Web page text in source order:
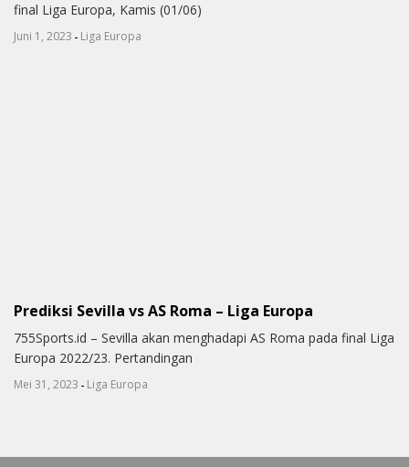
final Liga Europa, Kamis (01/06)
Juni 1, 2023 - Liga Europa
Prediksi Sevilla vs AS Roma – Liga Europa
755Sports.id – Sevilla akan menghadapi AS Roma pada final Liga
Europa 2022/23. Pertandingan
Mei 31, 2023 - Liga Europa